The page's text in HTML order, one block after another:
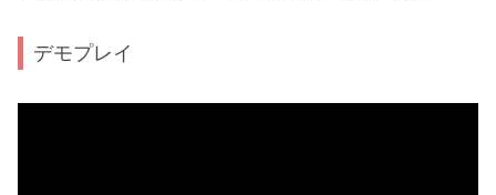
デモプレイ